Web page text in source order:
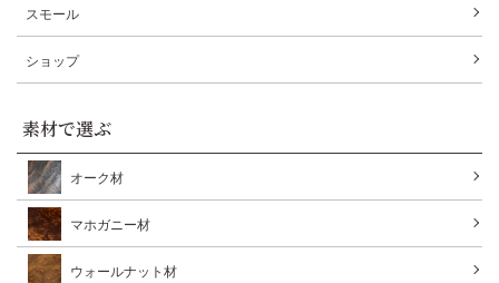
スモール
ショップ
素材で選ぶ
オーク材
マホガニー材
ウォールナット材